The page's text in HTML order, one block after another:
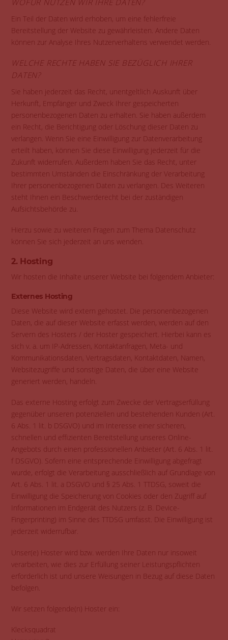
WOFÜR NUTZEN WIR IHRE DATEN?
Ein Teil der Daten wird erhoben, um eine fehlerfreie
Bereitstellung der Website zu gewährleisten. Andere Daten
können zur Analyse Ihres Nutzerverhaltens verwendet werden.
WELCHE RECHTE HABEN SIE BEZÜGLICH IHRER
DATEN?
Sie haben jederzeit das Recht, unentgeltlich Auskunft über
Herkunft, Empfänger und Zweck Ihrer gespeicherten
personenbezogenen Daten zu erhalten. Sie haben außerdem
ein Recht, die Berichtigung oder Löschung dieser Daten zu
verlangen. Wenn Sie eine Einwilligung zur Datenverarbeitung
erteilt haben, können Sie diese Einwilligung jederzeit für die
Zukunft widerrufen. Außerdem haben Sie das Recht, unter
bestimmten Umständen die Einschränkung der Verarbeitung
Ihrer personenbezogenen Daten zu verlangen. Des Weiteren
steht Ihnen ein Beschwerderecht bei der zuständigen
Aufsichtsbehörde zu.
Hierzu sowie zu weiteren Fragen zum Thema Datenschutz
können Sie sich jederzeit an uns wenden.
2. Hosting
Wir hosten die Inhalte unserer Website bei folgendem Anbieter:
Externes Hosting
Diese Website wird extern gehostet. Die personenbezogenen
Daten, die auf dieser Website erfasst werden, werden auf den
Servern des Hosters / der Hoster gespeichert. Hierbei kann es
sich v. a. um IP-Adressen, Kontaktanfragen, Meta- und
Kommunikationsdaten, Vertragsdaten, Kontaktdaten, Namen,
Websitezugriffe und sonstige Daten, die über eine Website
generiert werden, handeln.
Das externe Hosting erfolgt zum Zwecke der Vertragserfüllung
gegenüber unseren potenziellen und bestehenden Kunden (Art.
6 Abs. 1 lit. b DSGVO) und im Interesse einer sicheren,
schnellen und effizienten Bereitstellung unseres Online-
Angebots durch einen professionellen Anbieter (Art. 6 Abs. 1 lit.
f DSGVO). Sofern eine entsprechende Einwilligung abgefragt
wurde, erfolgt die Verarbeitung ausschließlich auf Grundlage von
Art. 6 Abs. 1 lit. a DSGVO und § 25 Abs. 1 TTDSG, soweit die
Einwilligung die Speicherung von Cookies oder den Zugriff auf
Informationen im Endgerät des Nutzers (z. B. Device-
Fingerprinting) im Sinne des TTDSG umfasst. Die Einwilligung ist
jederzeit widerrufbar.
Unser(e) Hoster wird bzw. werden Ihre Daten nur insoweit
verarbeiten, wie dies zur Erfüllung seiner Leistungspflichten
erforderlich ist und unsere Weisungen in Bezug auf diese Daten
befolgen.
Wir setzen folgende(n) Hoster ein:
Klecksquadrat